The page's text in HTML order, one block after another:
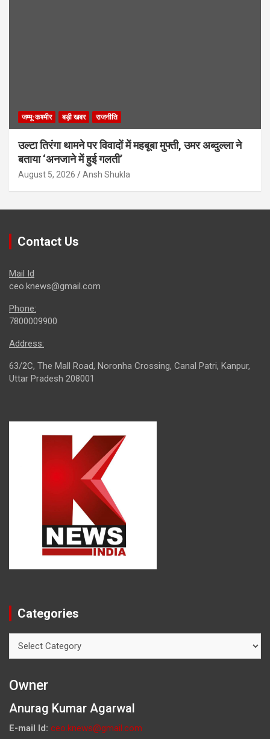
जम्मू-कश्मीर बड़ी खबर राजनीति
उल्टा तिरंगा थामने पर विवादों में महबूबा मुफ्ती, उमर अब्दुल्ला ने
बताया ‘अनजाने में हुई गलती’
August 5, 2026 Ansh Shukla
Contact Us
Mail Id
ceo.knews@gmail.com
Phone:
7800009900
Address:
63/2C, The Mall Road, Noronha Crossing, Canal Patri, Kanpur,
Uttar Pradesh 208001
Categories
Owner
Anurag Kumar Agarwal
E-mail Id: ceo.knews@gmail.com